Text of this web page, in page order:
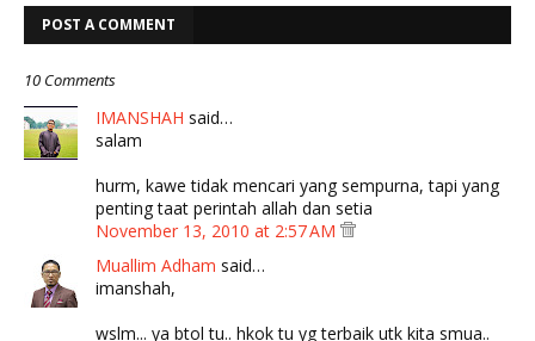
POST A COMMENT
10 Comments
IMANSHAH said…
salam
hurm, kawe tidak mencari yang sempurna, tapi yang
penting taat perintah allah dan setia
November 13, 2010 at 2:57 AM
Muallim Adham said…
imanshah,
wslm... ya btol tu.. hkok tu yg terbaik utk kita smua..